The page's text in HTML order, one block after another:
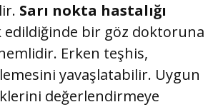
Sarı nokta hastalığı
bir göz doktoruna
Erken teşhis,
yavaşlatabilir. Uygun
değerlendirmeye